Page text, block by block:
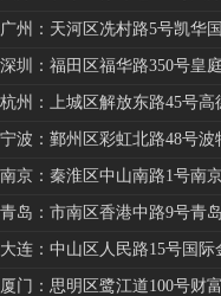
广州：天河区冼村路5号凯华
深圳：福田区福华路350号皇
杭州：上城区解放东路45号高
宁波：鄞州区彩虹北路48号波
南京：秦淮区中山南路1号南
青岛：市南区香港中路9号青
大连：中山区人民路15号国际
厦门：思明区鹭江道100号财